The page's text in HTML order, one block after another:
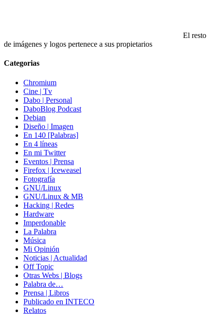
El resto
de imágenes y logos pertenece a sus propietarios
Categorias
Chromium
Cine | Tv
Dabo | Personal
DaboBlog Podcast
Debian
Diseño | Imagen
En 140 [Palabras]
En 4 líneas
En mi Twitter
Eventos | Prensa
Firefox | Iceweasel
Fotografía
GNU/Linux
GNU/Linux & MB
Hacking | Redes
Hardware
Imperdonable
La Palabra
Música
Mi Opinión
Noticias | Actualidad
Off Topic
Otras Webs | Blogs
Palabra de…
Prensa | Libros
Publicado en INTECO
Relatos